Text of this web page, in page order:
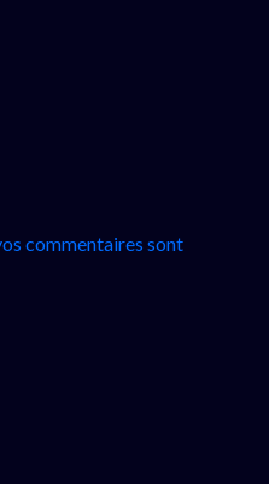
commentaires sont